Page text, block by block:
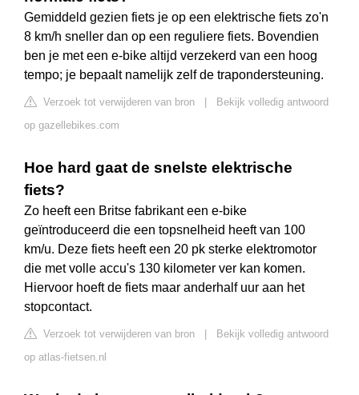
Gemiddeld gezien fiets je op een elektrische fiets zo'n
8 km/h sneller dan op een reguliere fiets. Bovendien
ben je met een e-bike altijd verzekerd van een hoog
tempo; je bepaalt namelijk zelf de trapondersteuning.
Verzoek tot verwijderen van bron
Bekijk volledig antwoord
op gazellebikes.com
Hoe hard gaat de snelste elektrische
fiets?
Zo heeft een Britse fabrikant een e-bike
geïntroduceerd die een topsnelheid heeft van 100
km/u. Deze fiets heeft een 20 pk sterke elektromotor
die met volle accu's 130 kilometer ver kan komen.
Hiervoor hoeft de fiets maar anderhalf uur aan het
stopcontact.
Verzoek tot verwijderen van bron
Bekijk volledig antwoord
op atlas-fietsen.nl